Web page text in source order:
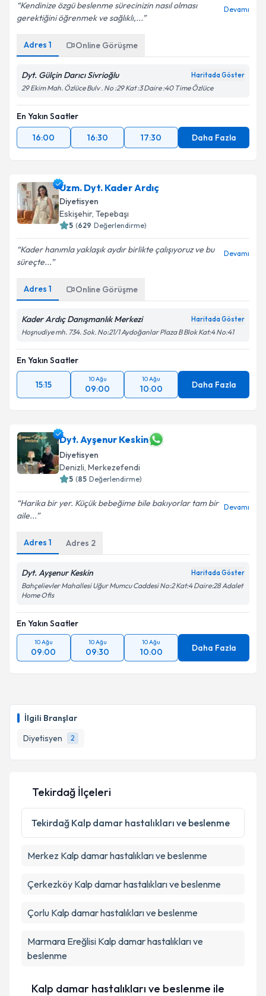
İlgili Branşlar
Diyetisyen
2
Kendinize özgü beslenme sürecinizin nasıl olması
gerektiğini öğrenmek ve sağlıklı,...
Devamı
Adres 1 Online Görüşme
Dyt. Gülçin Darıcı Sivrioğlu Haritada Göster
29 Ekim Mah. Özlüce Bulv . No :29 Kat :3 Daire :40 Time Özlüce
En Yakın Saatler
16:00
16:30 17:30 Daha Fazla
Uzm. Dyt. Kader Ardıç
Diyetisyen
Eskişehir, Tepebaşı
5 (629 Değerlendirme)
Kader hanımla yaklaşık aydır birlikte çalışıyoruz ve bu
süreçte...
Devamı
Adres 1 Online Görüşme
Kader Ardıç Danışmanlık Merkezi Haritada Göster
Hoşnudiye mh. 734. Sok. No:21/1 Aydoğanlar Plaza B Blok Kat:4 No:41
En Yakın Saatler
15:15
10 Ağu
09:00
10 Ağu
10:00 Daha Fazla
Dyt. Ayşenur Keskin
Diyetisyen
Denizli, Merkezefendi
5 (85 Değerlendirme)
Harika bir yer. Küçük bebeğime bile bakıyorlar tam bir
aile...
Devamı
Adres 1 Adres 2
Dyt. Ayşenur Keskin Haritada Göster
Bahçelievler Mahallesi Uğur Mumcu Caddesi No:2 Kat:4 Daire:28 Adalet
Home Ofis
En Yakın Saatler
10 Ağu
09:00
10 Ağu
09:30
10 Ağu
10:00 Daha Fazla
Tekirdağ İlçeleri
Tekirdağ Kalp damar hastalıkları ve beslenme
Merkez Kalp damar hastalıkları ve beslenme
Çerkezköy Kalp damar hastalıkları ve beslenme
Çorlu Kalp damar hastalıkları ve beslenme
Marmara Ereğlisi Kalp damar hastalıkları ve
beslenme
Kalp damar hastalıkları ve beslenme ile